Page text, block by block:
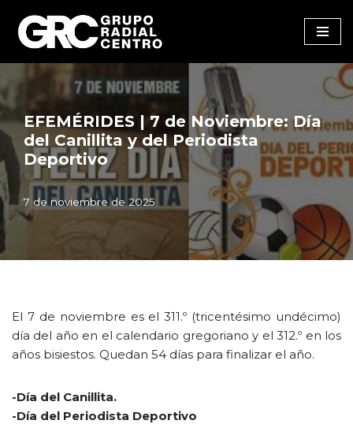
Saltar
al
contenido
EFEMÉRIDES | 7 de Noviembre: Día
del Canillita y del Periodista
Deportivo
7 de noviembre de 2025
El 7 de noviembre es el 311.º (tricentésimo undécimo)
día del año en el calendario gregoriano y el 312.º en los
años bisiestos. Quedan 54 días para finalizar el año.
-Día del Canillita.
-Día del Periodista Deportivo